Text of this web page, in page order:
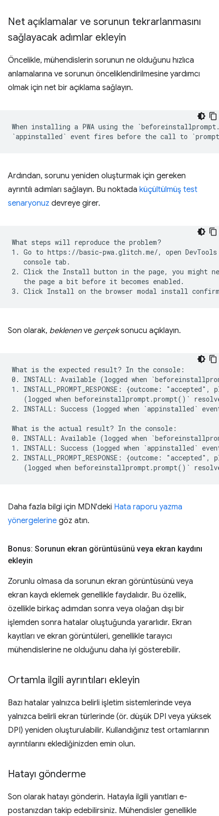
Net açıklamalar ve sorunun tekrarlanmasını
sağlayacak adımlar ekleyin
Öncelikle, mühendislerin sorunun ne olduğunu hızlıca
anlamalarına ve sorunun önceliklendirilmesine yardımcı
olmak için net bir açıklama sağlayın.
When installing a PWA using the
Ardından, sorunu yeniden oluşturmak için gereken
ayrıntılı adımları sağlayın. Bu noktada küçültülmüş test
senaryonuz devreye girer.
What steps will reproduce the problem?
1. Go to https://basic-pwa.glitch.me/, open
   console tab.
2. Click the Install button in the page, you might
   the page a bit before it becomes enabled.
Son olarak, beklenenve gerçeksonucu açıklayın.
What is the expected result? In the console:
0. INSTALL: Available (logged when
1. INSTALL_PROMPT_RESPONSE: {outcome:
(logged when beforeinstallprompt.prompt()`
2. INSTALL: Success (logged when `appinstalled`
What is the actual result? In the console:
0. INSTALL: Available (logged when
1. INSTALL: Success (logged when `appinstalled`
2. INSTALL_PROMPT_RESPONSE: {outcome:
Daha fazla bilgi için MDN'deki Hata raporu yazma
yönergelerine göz atın.
Bonus: Sorunun ekran görüntüsünü veya ekran kaydını
ekleyin
Zorunlu olmasa da sorunun ekran görüntüsünü veya
ekran kaydı eklemek genellikle faydalıdır. Bu özellik,
özellikle birkaç adımdan sonra veya olağan dışı bir
işlemden sonra hatalar oluştuğunda yararlıdır. Ekran
kayıtları ve ekran görüntüleri, genellikle tarayıcı
mühendislerine ne olduğunu daha iyi gösterebilir.
Ortamla ilgili ayrıntıları ekleyin
Bazı hatalar yalnızca belirli işletim sistemlerinde veya
yalnızca belirli ekran türlerinde (ör. düşük DPI veya yüksek
DPI) yeniden oluşturulabilir. Kullandığınız test ortamlarının
ayrıntılarını eklediğinizden emin olun.
Hatayı gönderme
Son olarak hatayı gönderin. Hatayla ilgili yanıtları e-
postanızdan takip edebilirsiniz. Mühendisler genellikle